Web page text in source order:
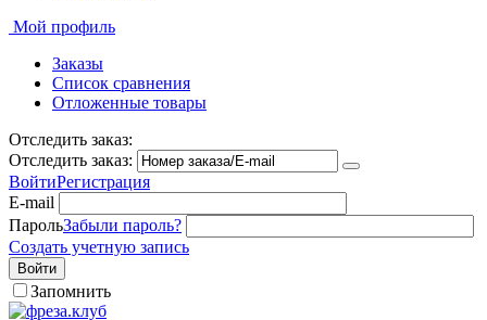
Мой профиль
Заказы
Список сравнения
Отложенные товары
Отследить заказ:
Отследить заказ:
ВойтиРегистрация
E-mail
ПарольЗабыли пароль?
Создать учетную запись
Войти
Запомнить